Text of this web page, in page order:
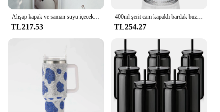
TL217.53
400ml şerit cam kapaklı bardak buz kahve bardağı Tumbler kalın duvar su cam kupa saman mühürlü taşıma suyu ile çay bardağı
TL254.27